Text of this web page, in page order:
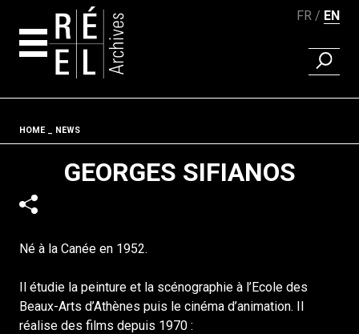
FR EN
FIND A
Fil d'ariane
HOME NEWS
GEORGES SIFIANOS
Né à la Canée en 1952.
Il étudie la peinture et la scénographie à l’Ecole des
Beaux-Arts d’Athènes puis le cinéma d’animation. Il
réalise des films depuis 1970 :